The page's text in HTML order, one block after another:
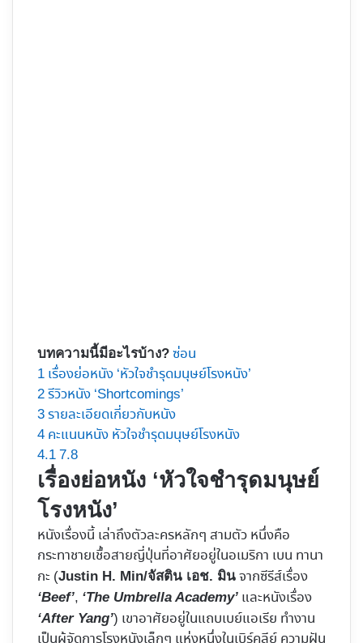
บทความนี้มีอะไรบ้าง? ซ่อน
1 เรื่องย่อหนัง ‘หัวใจชำรุดมนุษย์โรงหนัง’
2รีวิวหนัง ‘Shortcomings’
3รายละเอียดเกี่ยวกับหนัง
4 คะแนนหนัง หัวใจชำรุดมนุษย์โรงหนัง
4.17.8
เรื่องย่อหนัง ‘หัวใจชำรุดมนุษย์
โรงหนัง’
หนังเรื่องนี้ เล่าถึงตัวละครหลักๆ สามตัว หนึ่งคือ
กระทาชายเชื้อสายญี่ปุ่นที่อาศัยอยู่ในอเมริกา เบน ทานา
กะ (Justin H. Min/จัสติน เอช. มิน จากซีรีส์เรื่อง
‘Beef’, ‘The Umbrella Academy’ และหนังเรื่อง
‘After Yang’) เขาอาศัยอยู่ในแถบเบย์แอเรีย ทำงาน